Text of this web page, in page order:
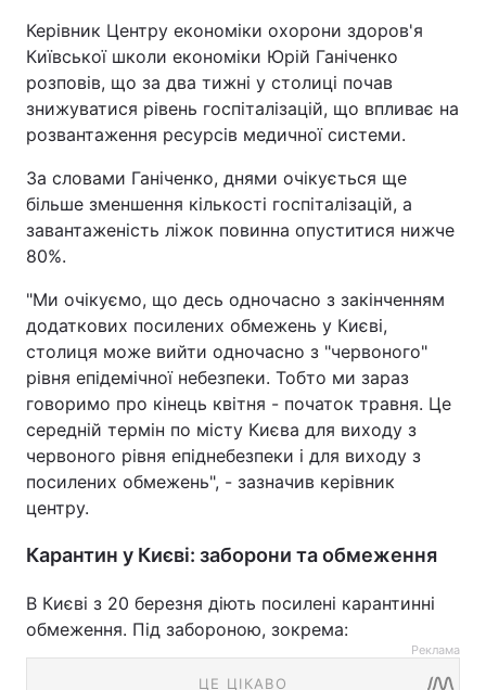
Керівник Центру економіки охорони здоров'я
Київської школи економіки Юрій Ганіченко
розповів, що за два тижні у столиці почав
знижуватися рівень госпіталізацій, що впливає на
розвантаження ресурсів медичної системи.
За словами Ганіченко, днями очікується ще
більше зменшення кількості госпіталізацій, а
завантаженість ліжок повинна опуститися нижче
80%.
"Ми очікуємо, що десь одночасно з закінченням
додаткових посилених обмежень у Києві,
столиця може вийти одночасно з "червоного"
рівня епідемічної небезпеки. Тобто ми зараз
говоримо про кінець квітня - початок травня. Це
середній термін по місту Києва для виходу з
червоного рівня епіднебезпеки і для виходу з
посилених обмежень", - зазначив керівник
центру.
Карантин у Києві: заборони та обмеження
В Києві з 20 березня діють посилені карантинні
обмеження. Під забороною, зокрема:
Реклама